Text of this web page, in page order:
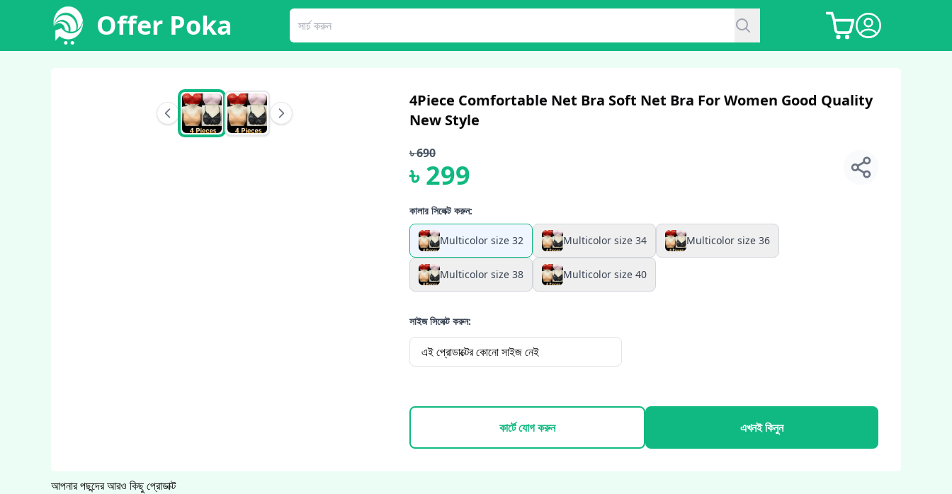
Offer Poka
4Piece Comfortable Net Bra Soft Net Bra For Women Good Quality
New Style
৳690
৳299
কালার সিলেক্ট করুন:
Multicolor size 32 Multicolor size 34 Multicolor size 36
Multicolor size 38 Multicolor size 40
সাইজ সিলেক্ট করুন:
এই প্রোডাক্টের কোনো সাইজ নেই
কার্টে যোগ করুন এখনই কিনুন
আপনার পছন্দের আরও কিছু প্রোডাক্ট